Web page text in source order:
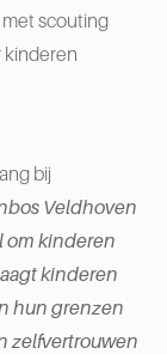
scouting
kinderen
bij
Veldhoven
om kinderen
kinderen
hun grenzen
zelfvertrouwen